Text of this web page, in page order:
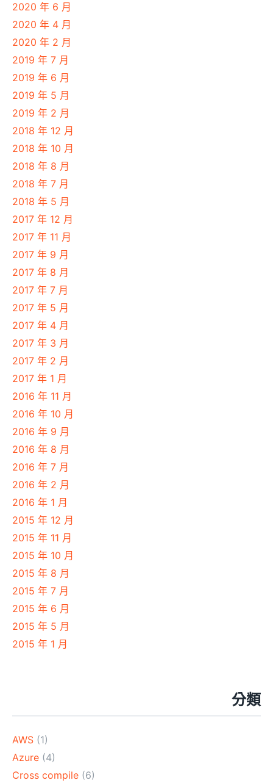
2020 年 6 月
2020 年 4 月
2020 年 2 月
2019 年 7 月
2019 年 6 月
2019 年 5 月
2019 年 2 月
2018 年 12 月
2018 年 10 月
2018 年 8 月
2018 年 7 月
2018 年 5 月
2017 年 12 月
2017 年 11 月
2017 年 9 月
2017 年 8 月
2017 年 7 月
2017 年 5 月
2017 年 4 月
2017 年 3 月
2017 年 2 月
2017 年 1 月
2016 年 11 月
2016 年 10 月
2016 年 9 月
2016 年 8 月
2016 年 7 月
2016 年 2 月
2016 年 1 月
2015 年 12 月
2015 年 11 月
2015 年 10 月
2015 年 8 月
2015 年 7 月
2015 年 6 月
2015 年 5 月
2015 年 1 月
分類
AWS (1)
Azure (4)
Cross compile (6)